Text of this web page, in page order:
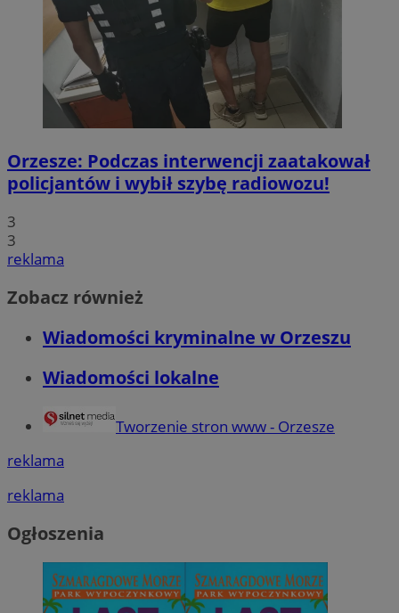
Orzesze: Podczas interwencji zaatakował
policjantów i wybił szybę radiowozu!
3
3
reklama
Zobacz również
Wiadomości kryminalne w Orzeszu
Wiadomości lokalne
Tworzenie stron www - Orzesze
reklama
reklama
Ogłoszenia